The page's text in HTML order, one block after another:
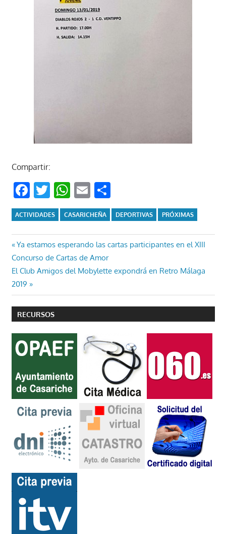
Compartir:
Facebook
Twitter
WhatsApp
EmailCompartir
ACTIVIDADES CASARICHEÑA DEPORTIVAS PRÓXIMAS
Navegación
de
entradas
Entrada
anterior:
Ya estamos esperando las cartas participantes en el XIII
Concurso de Cartas de Amor
Entrada
siguiente:
El Club Amigos del Mobylette expondrá en Retro Málaga
2019
RECURSOS